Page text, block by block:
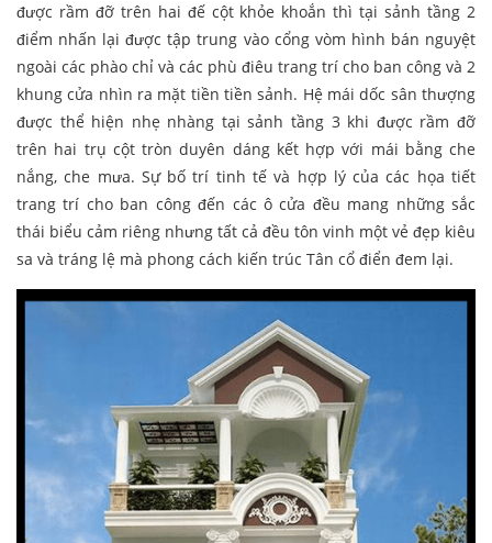
được rầm đỡ trên hai đế cột khỏe khoắn thì tại sảnh tầng 2
điểm nhấn lại được tập trung vào cổng vòm hình bán nguyệt
ngoài các phào chỉ và các phù điêu trang trí cho ban công và 2
khung cửa nhìn ra mặt tiền tiền sảnh. Hệ mái dốc sân thượng
được thể hiện nhẹ nhàng tại sảnh tầng 3 khi được rầm đỡ
trên hai trụ cột tròn duyên dáng kết hợp với mái bằng che
nắng, che mưa. Sự bố trí tinh tế và hợp lý của các họa tiết
trang trí cho ban công đến các ô cửa đều mang những sắc
thái biểu cảm riêng nhưng tất cả đều tôn vinh một vẻ đẹp kiêu
sa và tráng lệ mà phong cách kiến trúc Tân cổ điển đem lại.